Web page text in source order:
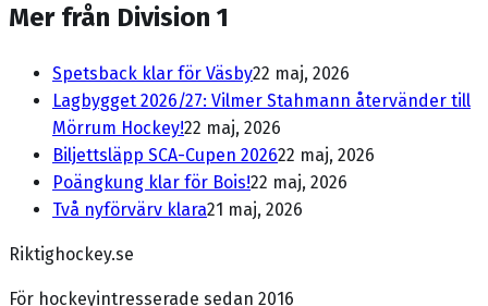
Mer från Division 1
Spetsback klar för Väsby22 maj, 2026
Lagbygget 2026/27: Vilmer Stahmann återvänder till
Mörrum Hockey!22 maj, 2026
Biljettsläpp SCA-Cupen 202622 maj, 2026
Poängkung klar för Bois!22 maj, 2026
Två nyförvärv klara21 maj, 2026
Riktighockey.se
För hockeyintresserade sedan 2016